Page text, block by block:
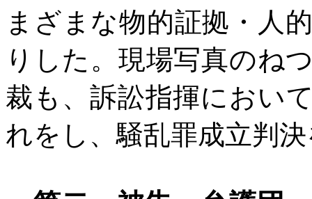
まざまな物的証拠・人
りした。現場写真のね
裁も、訴訟指揮におい
れをし、騒乱罪成立判